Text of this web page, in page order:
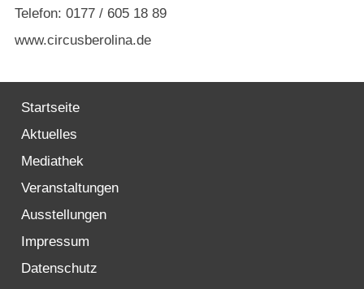
Telefon: 0177 / 605 18 89
www.circusberolina.de
Startseite
Aktuelles
Mediathek
Veranstaltungen
Ausstellungen
Impressum
Datenschutz